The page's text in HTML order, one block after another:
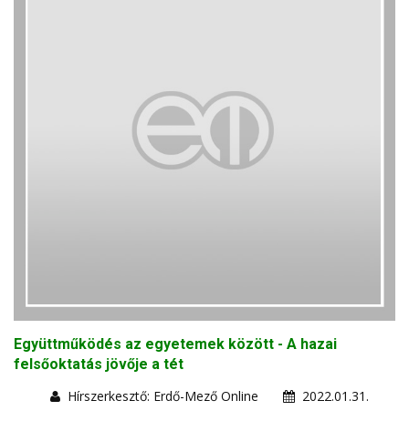
Együttműködés az egyetemek között - A hazai
felsőoktatás jövője a tét
Hírszerkesztő: Erdő-Mező Online
2022.01.31.